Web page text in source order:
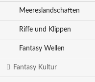
Meereslandschaften
Riffe und Klippen
Fantasy Wellen
Fantasy Kultur